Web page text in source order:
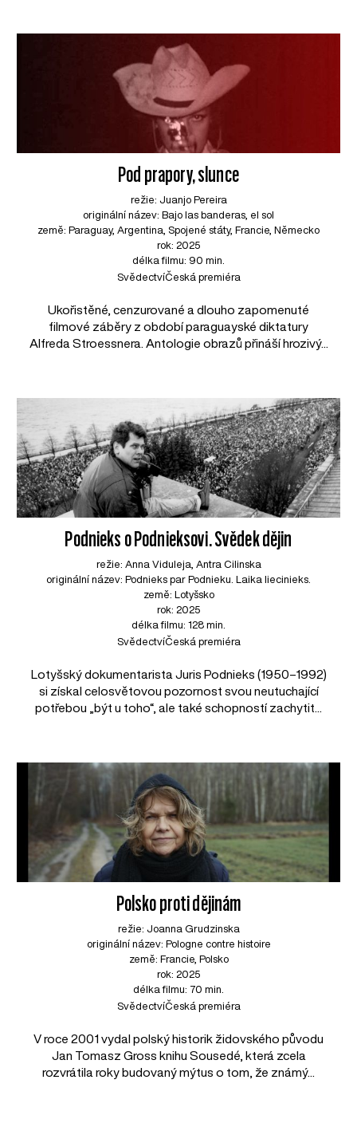
Pod prapory, slunce
režie: Juanjo Pereira
originální název: Bajo las banderas, el sol
země: Paraguay, Argentina, Spojené státy, Francie, Německo
rok: 2025
délka filmu: 90 min.
SvědectvíČeská premiéra
Ukořistěné, cenzurované a dlouho zapomenuté
filmové záběry z období paraguayské diktatury
Alfreda Stroessnera. Antologie obrazů přináší hrozivý...
Podnieks o Podnieksovi. Svědek dějin
režie: Anna Viduleja, Antra Cilinska
originální název: Podnieks par Podnieku. Laika liecinieks.
země: Lotyšsko
rok: 2025
délka filmu: 128 min.
SvědectvíČeská premiéra
Lotyšský dokumentarista Juris Podnieks (1950–1992)
si získal celosvětovou pozornost svou neutuchající
potřebou „být u toho“, ale také schopností zachytit...
Polsko proti dějinám
režie: Joanna Grudzinska
originální název: Pologne contre histoire
země: Francie, Polsko
rok: 2025
délka filmu: 70 min.
SvědectvíČeská premiéra
V roce 2001 vydal polský historik židovského původu
Jan Tomasz Gross knihu Sousedé, která zcela
rozvrátila roky budovaný mýtus o tom, že známý...